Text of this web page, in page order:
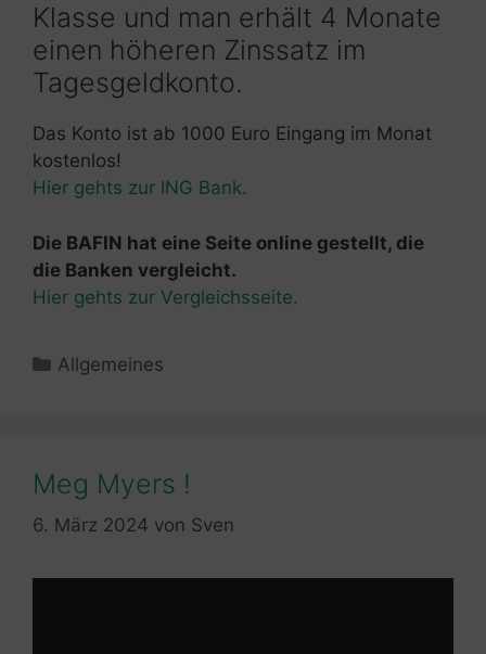
Klasse und man erhält 4 Monate
einen höheren Zinssatz im
Tagesgeldkonto.
Das Konto ist ab 1000 Euro Eingang im Monat
kostenlos!
Hier gehts zur ING Bank.
Die BAFIN hat eine Seite online gestellt, die
die Banken vergleicht.
Hier gehts zur Vergleichsseite.
Kategorien
Allgemeines
Meg Myers !
6. März 2024 von Sven